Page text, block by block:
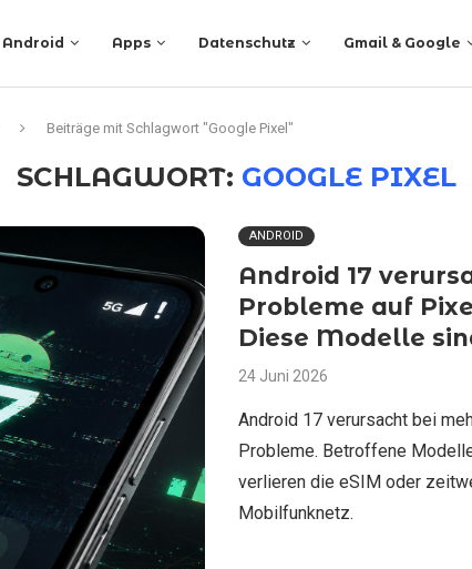
Android Apps Datenschutz Gmail & Google
Beiträge mit Schlagwort "Google Pixel"
SCHLAGWORT: GOOGLE PIXEL
ANDROID
Android 17
Probleme auf
Diese Modelle
24 Juni 2026
Android 17 verursacht bei
Probleme. Betroffene
verlieren die eSIM oder
Mobilfunknetz.